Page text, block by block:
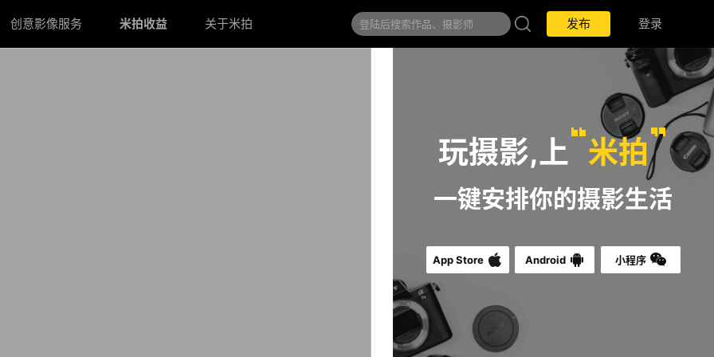
创意影像服务 米拍收益 关于米拍 发布 登录
玩摄影,上 米拍
一键安排你的摄影生活
App Store Android 小程序